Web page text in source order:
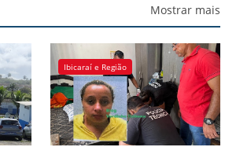
Mostrar mais
Ibicaraí e Região